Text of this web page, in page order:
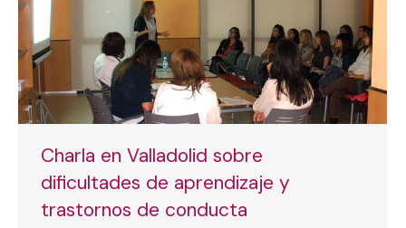
Charla en Valladolid sobre
dificultades de aprendizaje y
trastornos de conducta